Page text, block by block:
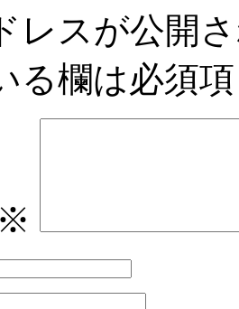
レスが公開
る欄は必須
※